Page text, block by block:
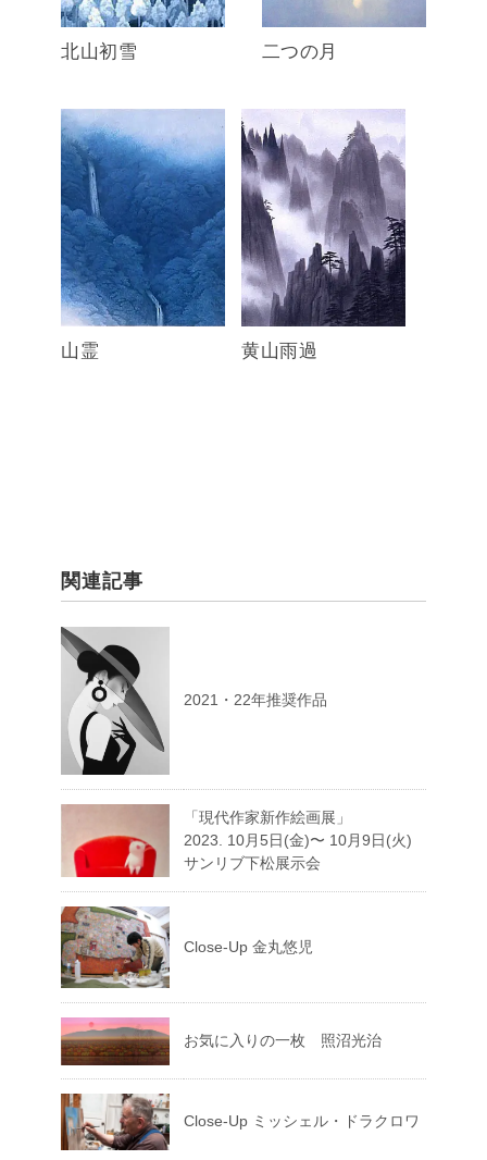
北山初雪 二つの月
山霊 黄山雨過
関連記事
2021・22年推奨作品
「現代作家新作絵画展」
2023. 10月5日(金)〜 10月9日(火)
サンリブ下松展示会
Close-Up 金丸悠児
お気に入りの一枚 照沼光治
Close-Up ミッシェル・ドラクロワ